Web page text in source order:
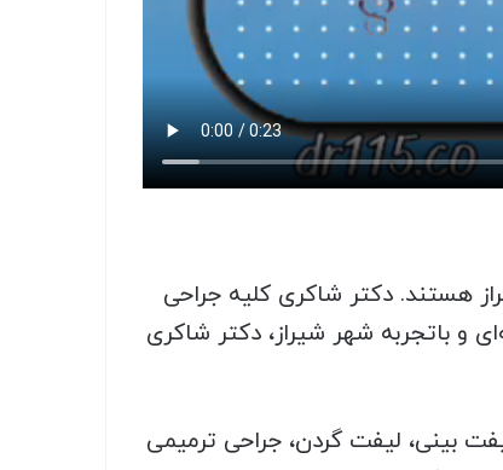
هستند. دکتر شاکری کلیه جراحی
و باتجربه شهر شیراز، دکتر شاکری
بینی، لیفت گردن، جراحی ترمیمی